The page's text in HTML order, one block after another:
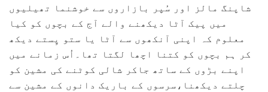
شاپنگ مالز اور سُپر بازاروں سے خوشنما تھیلیوں
میں پیک آٹا دیکھنے والے آج کے بچوں کو کیا
معلوم کہ اپنی آنکھوں سے آٹا یا ستو پِستے دیکھ
کر ہم بچوں کو کتنا اچھا لگتا تھا۔اُس زمانے میں
اپنے بڑوں کے ساتھ جاکر شالی کوٹنے کی مشین کو
چلتے دیکھنا،سرسوں کے باریک دانوں کے مشین سے